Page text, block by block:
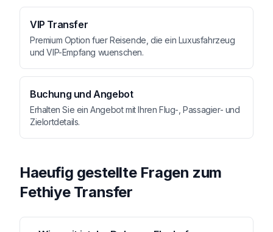
VIP Transfer
Premium Option fuer Reisende, die ein Luxusfahrzeug
und VIP-Empfang wuenschen.
Buchung und Angebot
Erhalten Sie ein Angebot mit Ihren Flug-, Passagier- und
Zielortdetails.
Haeufig gestellte Fragen zum
Fethiye Transfer